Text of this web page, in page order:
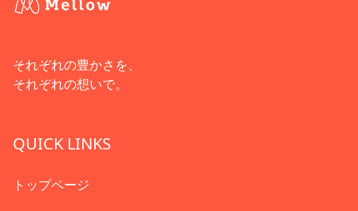
それぞれの豊かさを、
それぞれの想いで。
QUICK LINKS
トップページ